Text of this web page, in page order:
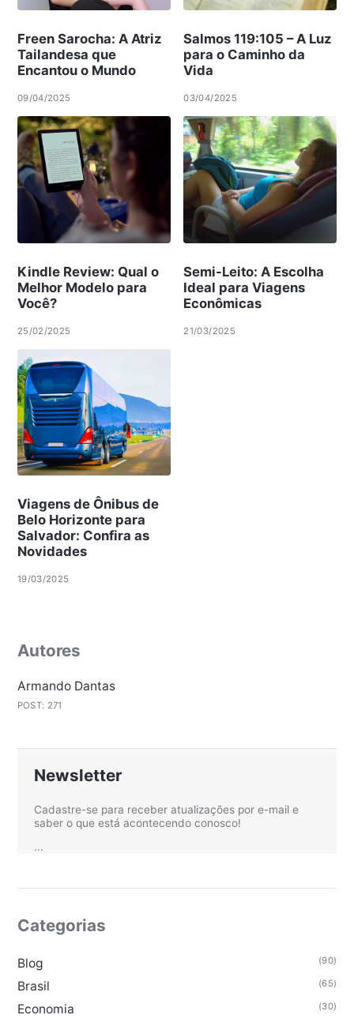
Freen Sarocha: A Atriz
Tailandesa que
Encantou o Mundo
09/04/2025
Salmos 119:105 – A Luz
para o Caminho da
Vida
03/04/2025
Kindle Review: Qual o
Melhor Modelo para
Você?
25/02/2025
Semi-Leito: A Escolha
Ideal para Viagens
Econômicas
21/03/2025
Viagens de Ônibus de
Belo Horizonte para
Salvador: Confira as
Novidades
19/03/2025
Autores
Armando Dantas
POST: 271
Newsletter
Cadastre-se para receber atualizações por e-mail e
saber o que está acontecendo conosco!
...
Categorias
Blog (90)
Brasil (65)
Economia (30)